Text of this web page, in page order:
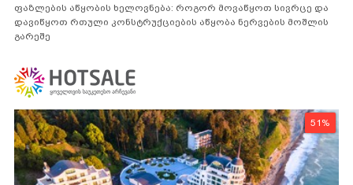
ფაზლების აწყობის ხელოვნება: როგორ მოვაწყოთ სივრცე და
დავიწყოთ რთული კონსტრუქციების აწყობა ნერვების მოშლის
გარეშე
51%